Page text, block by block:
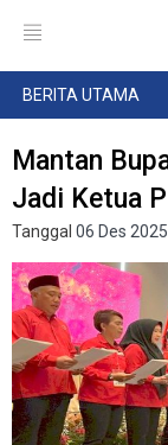
BERITA UTAMA
Mantan
Jadi Ketua
Tanggal 06 Des 2025